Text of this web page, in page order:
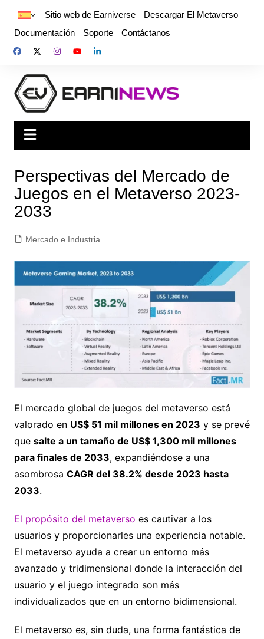
Sitio web de Earniverse
Descargar El Metaverso
Documentación
Soporte Contáctanos
Perspectivas del Mercado de
Juegos en el Metaverso 2023-
2033
Mercado e Industria
El mercado global de juegos del metaverso está
valorado en US$ 51 mil millones en 2023 y se prevé
que salte a un tamaño de US$ 1,300 mil millones
para finales de 2033, expandiéndose a una
asombrosa CAGR del 38.2% desde 2023 hasta
2033.
El propósito del metaverso es cautivar a los
usuarios y proporcionarles una experiencia notable.
El metaverso ayuda a crear un entorno más
avanzado y tridimensional donde la interacción del
usuario y el juego integrado son más
individualizados que en un entorno bidimensional.
El metaverso es, sin duda, una forma fantástica de